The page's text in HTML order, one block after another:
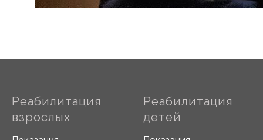
Реабилитация
взрослых
Реабилитация
детей